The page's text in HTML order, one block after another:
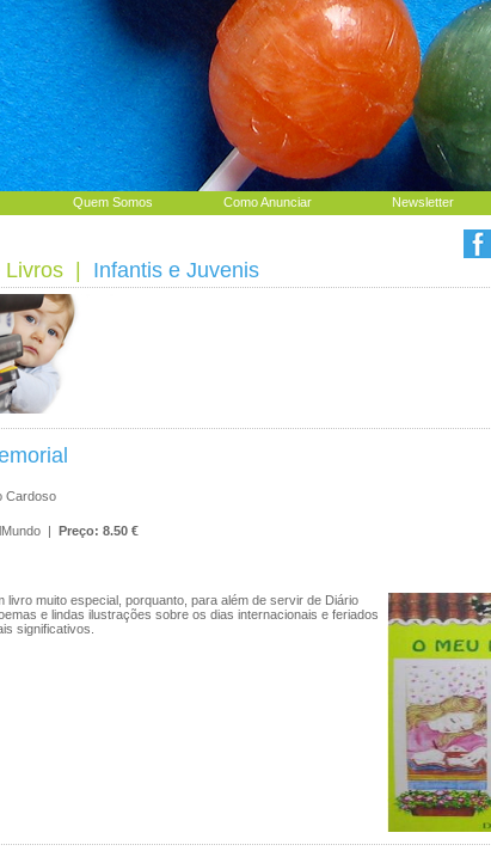
Quem Somos Como Anunciar Newsletter
Livros Infantis e Juvenis
Cardoso
| Preço: 8.50 €
livro muito especial, porquanto, para além de servir de Diário
e lindas ilustrações sobre os dias internacionais e feriados
significativos.